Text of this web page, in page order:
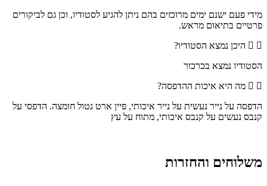
מידי פעם ישנם ימים מרוכזים בהם ניתן להגיע לסטודיו, וכן גם לביקורים
פרטיים בתיאום מראש.
היכן נמצא הסטודיו?
הסטודיו נמצא בכרכור
מה היא איכות ההדפסה?
הדפסה על נייר נעשית על נייר איכותי, פיין ארט נטול חומצה. הדפסי על
קנבס נעשים על קנבס איכותי, מתוח על עץ
משלוחים והחזרות